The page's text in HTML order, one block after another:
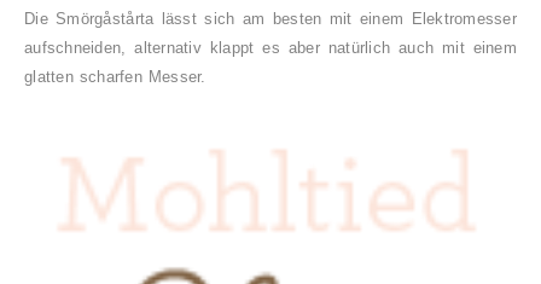
Die Smörgåstårta lässt sich am besten mit einem Elektromesser
aufschneiden, alternativ klappt es aber natürlich auch mit einem
glatten scharfen Messer.